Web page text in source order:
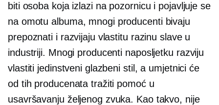
biti osoba koja izlazi na pozornicu i pojavljuje se
na omotu albuma, mnogi producenti bivaju
prepoznati i razvijaju vlastitu razinu slave u
industriji. Mnogi producenti naposljetku razviju
vlastiti jedinstveni glazbeni stil, a umjetnici će
od tih producenata tražiti pomoć u
usavršavanju željenog zvuka. Kao takvo, nije